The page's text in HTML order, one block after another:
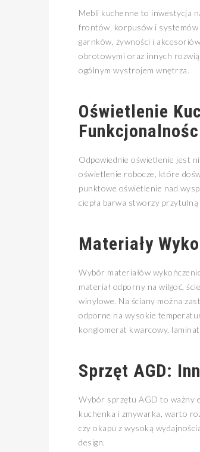
Mebli kuchenne to inwestycja
frontów, korpusów i systemów
garnków, żywności i
obrotowymi oraz innych
ogólnym wystrojem wnętrza.
Oświetlenie
Odpowiednie oświetlenie jest
oświetlenie robocze, które
punktowe oświetlenie nad
ciepła barwa stworzy
Materiały
Wybór materiałów
materiał odporny na wilgoć,
winylowe. Na ściany można
odporne na wysokie
konglomerat kwarcowy,
Sprzęt AGD:
Wybór sprzętu AGD to ważny
kuchenka i zmywarka, warto
czy okapu z wysoką
design.